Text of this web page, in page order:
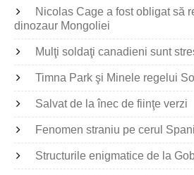
Nicolas Cage a fost obligat să
dinozaur Mongoliei
Mulţi soldaţi canadieni sunt
Timna Park şi Minele regelui
Salvat de la înec de fiinţe verzi
Fenomen straniu pe cerul
Structurile enigmatice de la